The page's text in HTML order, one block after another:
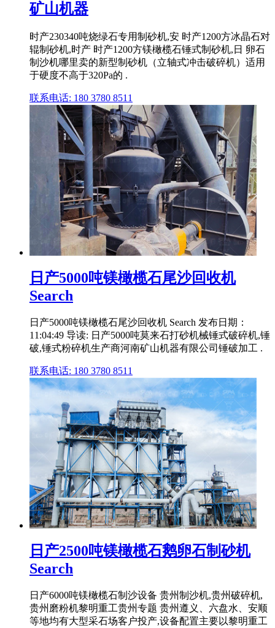
矿山机器
时产230340吨烧绿石专用制砂机,安 时产1200方冰晶石对
辊制砂机,时产 时产1200方镁橄榄石锤式制砂机,日 卵石
制沙机哪里卖的新型制砂机（立轴式冲击破碎机）适用
于硬度不高于320Pa的 .
联系电话: 180 3780 8511
日产5000吨镁橄榄石尾沙回收机
Search
日产5000吨镁橄榄石尾沙回收机 Search 发布日期：
11:04:49 导读: 日产5000吨莫来石打砂机械锤式破碎机,锤
破,锤式粉碎机生产商河南矿山机器有限公司锤破加工 .
联系电话: 180 3780 8511
日产2500吨镁橄榄石鹅卵石制砂机
Search
日产6000吨镁橄榄石制沙设备 贵州制沙机,贵州破碎机,
贵州磨粉机黎明重工贵州专题 贵州遵义、六盘水、安顺
等地均有大型采石场客户投产,设备配置主要以黎明重工